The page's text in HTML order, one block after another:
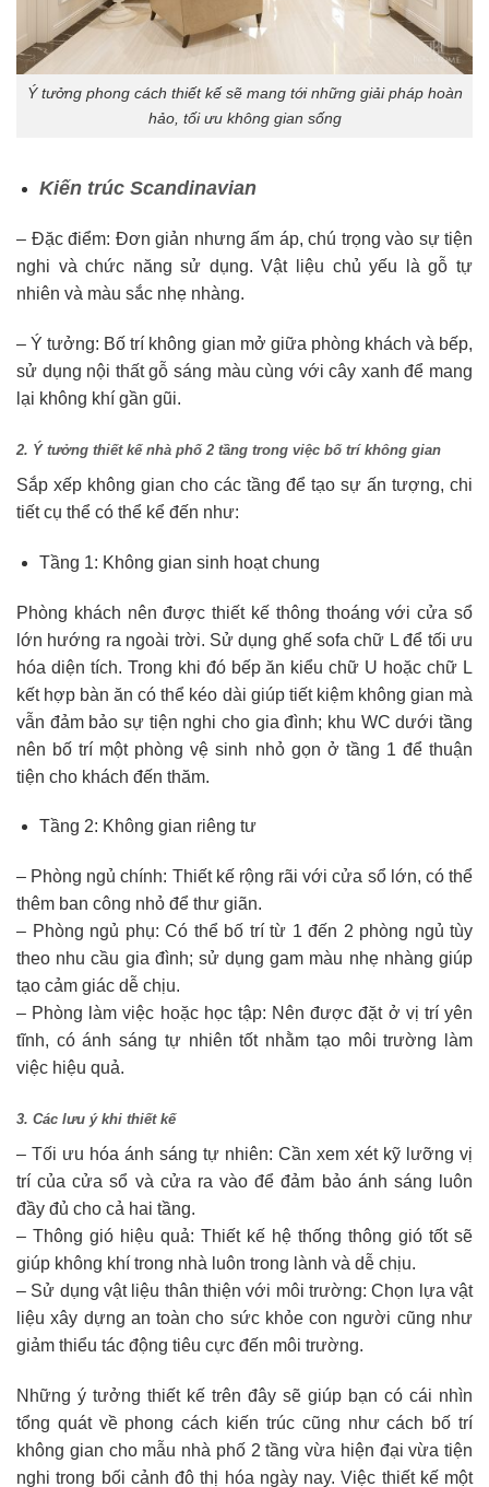
Ý tưởng phong cách thiết kế sẽ mang tới những giải pháp hoàn
hảo, tối ưu không gian sống
Kiến trúc Scandinavian
– Đặc điểm: Đơn giản nhưng ấm áp, chú trọng vào sự tiện
nghi và chức năng sử dụng. Vật liệu chủ yếu là gỗ tự
nhiên và màu sắc nhẹ nhàng.
– Ý tưởng: Bố trí không gian mở giữa phòng khách và bếp,
sử dụng nội thất gỗ sáng màu cùng với cây xanh để mang
lại không khí gần gũi.
2. Ý tưởng thiết kế nhà phố 2 tầng trong việc bố trí không gian
Sắp xếp không gian cho các tầng để tạo sự ấn tượng, chi
tiết cụ thể có thể kể đến như:
Tầng 1: Không gian sinh hoạt chung
Phòng khách nên được thiết kế thông thoáng với cửa sổ
lớn hướng ra ngoài trời. Sử dụng ghế sofa chữ L để tối ưu
hóa diện tích. Trong khi đó bếp ăn kiểu chữ U hoặc chữ L
kết hợp bàn ăn có thể kéo dài giúp tiết kiệm không gian mà
vẫn đảm bảo sự tiện nghi cho gia đình; khu WC dưới tầng
nên bố trí một phòng vệ sinh nhỏ gọn ở tầng 1 để thuận
tiện cho khách đến thăm.
Tầng 2: Không gian riêng tư
– Phòng ngủ chính: Thiết kế rộng rãi với cửa sổ lớn, có thể
thêm ban công nhỏ để thư giãn.
– Phòng ngủ phụ: Có thể bố trí từ 1 đến 2 phòng ngủ tùy
theo nhu cầu gia đình; sử dụng gam màu nhẹ nhàng giúp
tạo cảm giác dễ chịu.
– Phòng làm việc hoặc học tập: Nên được đặt ở vị trí yên
tĩnh, có ánh sáng tự nhiên tốt nhằm tạo môi trường làm
việc hiệu quả.
3. Các lưu ý khi thiết kế
– Tối ưu hóa ánh sáng tự nhiên: Cần xem xét kỹ lưỡng vị
trí của cửa sổ và cửa ra vào để đảm bảo ánh sáng luôn
đầy đủ cho cả hai tầng.
– Thông gió hiệu quả: Thiết kế hệ thống thông gió tốt sẽ
giúp không khí trong nhà luôn trong lành và dễ chịu.
– Sử dụng vật liệu thân thiện với môi trường: Chọn lựa vật
liệu xây dựng an toàn cho sức khỏe con người cũng như
giảm thiểu tác động tiêu cực đến môi trường.
Những ý tưởng thiết kế trên đây sẽ giúp bạn có cái nhìn
tổng quát về phong cách kiến trúc cũng như cách bố trí
không gian cho mẫu nhà phố 2 tầng vừa hiện đại vừa tiện
nghi trong bối cảnh đô thị hóa ngày nay. Việc thiết kế một